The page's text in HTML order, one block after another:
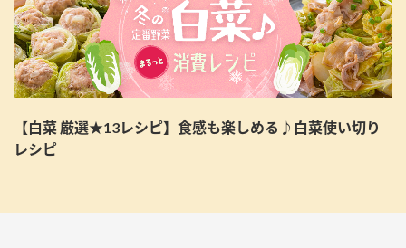
【白菜 厳選★13レシピ】食感も楽しめる♪白菜使い切り
レシピ